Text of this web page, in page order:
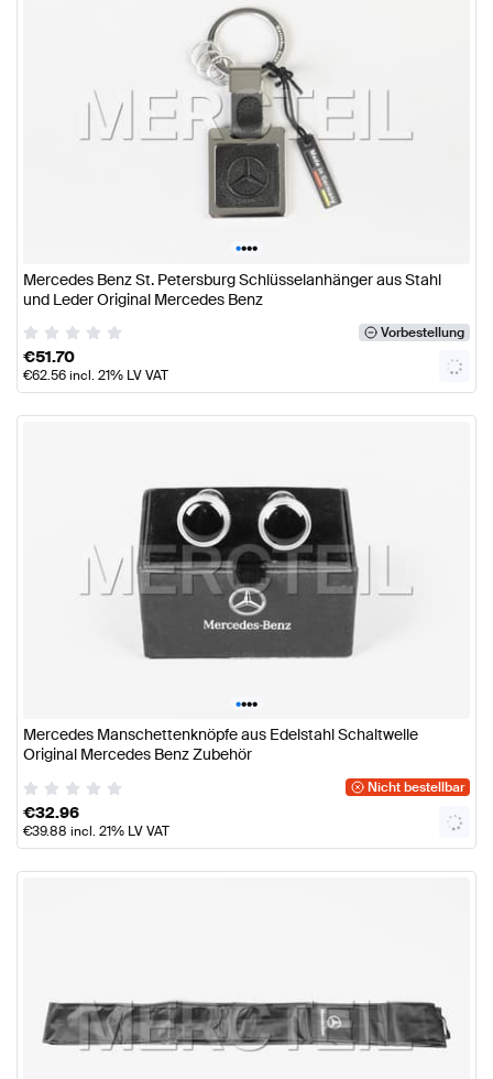
••••
Mercedes Benz St. Petersburg Schlüsselanhänger aus Stahl
und Leder Original Mercedes Benz
Vorbestellung
€51.70
€62.56incl. 21% LV VAT
••••
Mercedes Manschettenknöpfe aus Edelstahl Schaltwelle
Original Mercedes Benz Zubehör
Nicht bestellbar
€32.96
€39.88 incl. 21% LV VAT